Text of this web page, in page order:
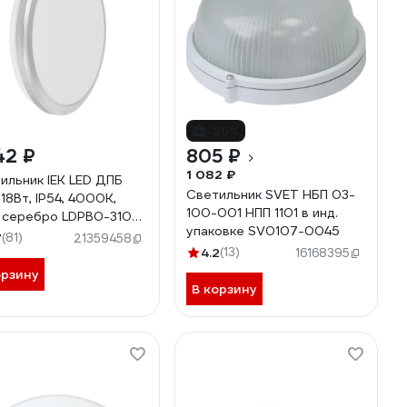
₽
IEK LED ДПБ
IP54, 4000K,
серебро LDPB0-3103-
K01
(81) 21359458
805 ₽
1 082 ₽
Светильник SVET НБП 03-
100-001 НПП 1101 в инд.
упаковке SV0107-0045
4.2(13) 16168395
В корзину